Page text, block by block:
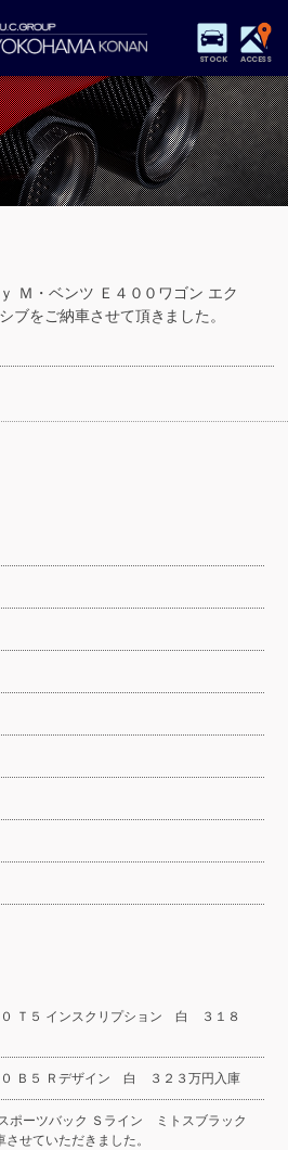
STOCK ACCESS
保証&サービス パーツリスト
店舗情報 アクセスマップ
特別作業 注文販売
スタッフblog 納車blog
Ｍ・ベンツ Ｅ４００ワゴン エク
ブをご納車させて頂きました。
０ Ｔ５ インスクリプション 白 ３１８
０ Ｂ５ Ｒデザイン 白 ３２３万円入庫
ポーツバック Ｓライン ミトスブラック
せていただきました。